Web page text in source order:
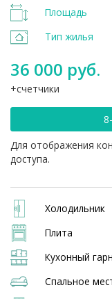
Площадь
Тип жилья
36 000 руб.
счетчики
Для отображения
доступа.
Холодильник
Плита
Кухонный
Спальное